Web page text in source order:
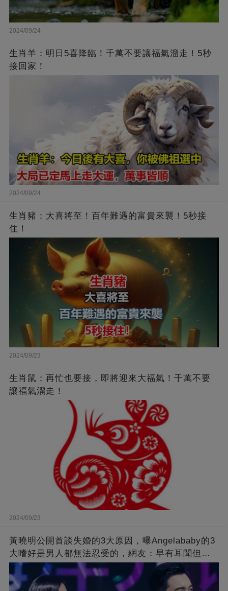
2024/09/24
生肖羊：明日5喜降臨！千萬不要讓福氣溜走！5秒
接回家！
2024/09/24
生肖豬：大喜將至！百年難遇的富貴來襲！5秒接
住！
2024/09/23
生肖鼠：再忙也要接，即將迎來大福氣！千萬不要
讓福氣溜走！
2024/09/23
黃曉明公開首談失婚的3大原因，曝Angelababy的3
大嗜好是男人都無法忍受的，網友：早有耳聞但想
不到那麼嚴重！